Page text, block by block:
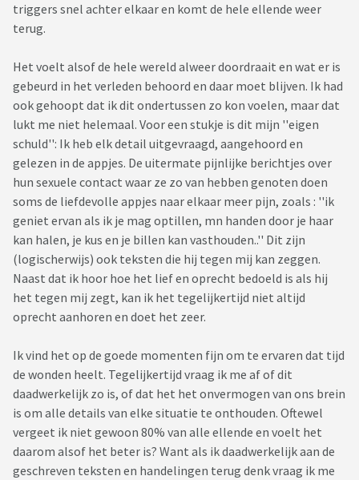
triggers snel achter elkaar en komt de hele ellende weer
terug.
Het voelt alsof de hele wereld alweer doordraait en wat er is
gebeurd in het verleden behoord en daar moet blijven. Ik had
ook gehoopt dat ik dit ondertussen zo kon voelen, maar dat
lukt me niet helemaal. Voor een stukje is dit mijn ''eigen
schuld'': Ik heb elk detail uitgevraagd, aangehoord en
gelezen in de appjes. De uitermate pijnlijke berichtjes over
hun sexuele contact waar ze zo van hebben genoten doen
soms de liefdevolle appjes naar elkaar meer pijn, zoals : ''ik
geniet ervan als ik je mag optillen, mn handen door je haar
kan halen, je kus en je billen kan vasthouden..'' Dit zijn
(logischerwijs) ook teksten die hij tegen mij kan zeggen.
Naast dat ik hoor hoe het lief en oprecht bedoeld is als hij
het tegen mij zegt, kan ik het tegelijkertijd niet altijd
oprecht aanhoren en doet het zeer.
Ik vind het op de goede momenten fijn om te ervaren dat tijd
de wonden heelt. Tegelijkertijd vraag ik me af of dit
daadwerkelijk zo is, of dat het het onvermogen van ons brein
is om alle details van elke situatie te onthouden. Oftewel
vergeet ik niet gewoon 80% van alle ellende en voelt het
daarom alsof het beter is? Want als ik daadwerkelijk aan de
geschreven teksten en handelingen terug denk vraag ik me